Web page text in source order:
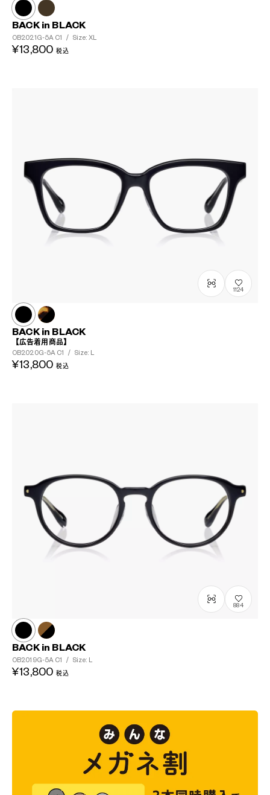
BACK in BLACK
OB2021G-5A C1 / Size: XL
¥13,800 税込
1124
BACK in BLACK
【広告着用商品】
OB2020G-5A C1 / Size: L
¥13,800 税込
884
BACK in BLACK
OB2019G-5A C1 / Size: L
¥13,800 税込